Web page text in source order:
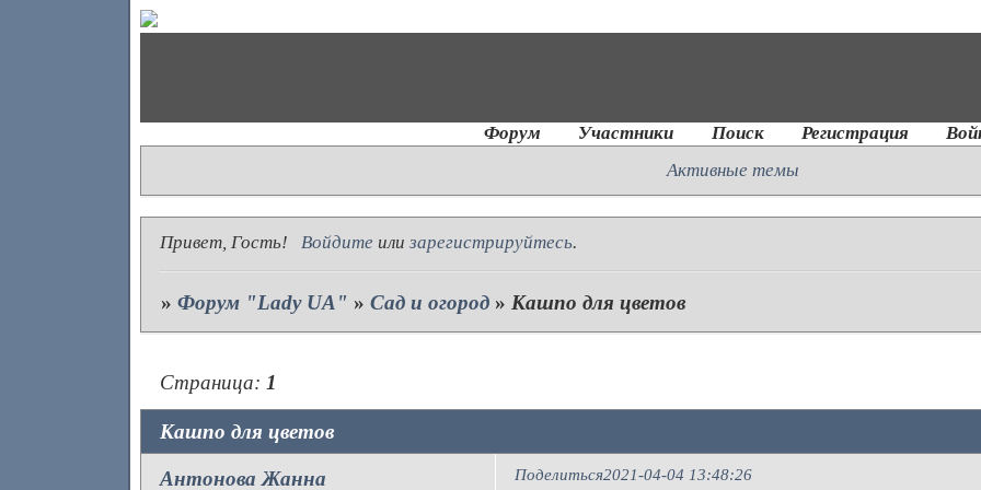
Форум Участники Поиск Регистрация
Активные темы
Привет, Гость! Войдите илизарегистрируйтесь.
»Форум "Lady UA" »Сад и огород » Кашпо для цветов
Кашпо для цветов
Страница:1
Поделиться2021-04-04 13:48:26
Антонова Жанна